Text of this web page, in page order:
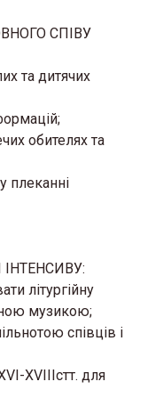
СПІВУ
та дитячих
обителях та
плеканні
літургійну
музикою;
співців і
XVIIIcтт. для